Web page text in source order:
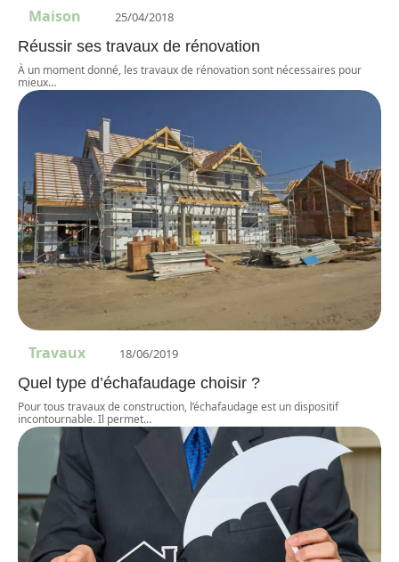
Maison 25/04/2018
Réussir ses travaux de rénovation
À un moment donné, les travaux de rénovation sont nécessaires pour
mieux…
Travaux 18/06/2019
Quel type d’échafaudage choisir ?
Pour tous travaux de construction, l’échafaudage est un dispositif
incontournable. Il permet…